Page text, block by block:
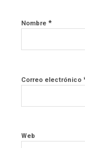
Nombre *
Correo electrónico
Web